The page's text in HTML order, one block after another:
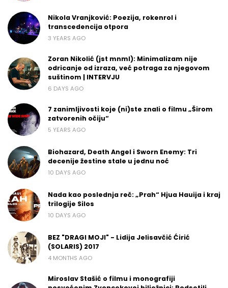
Nikola Vranjković: Poezija, rokenrol i
transcedencija otpora
3 YEARS AGO
Zoran Nikolić (jst mnml): Minimalizam nije
odricanje od izraza, već potraga za njegovom
suštinom | INTERVJU
6 DAYS AGO
7 zanimljivosti koje (ni)ste znali o filmu „Širom
zatvorenih očiju“
5 YEARS AGO
Biohazard, Death Angel i Sworn Enemy: Tri
decenije žestine stale u jednu noć
10 DAYS AGO
Nada kao poslednja reč: „Prah“ Hjua Hauija i kraj
trilogije Silos
10 DAYS AGO
BEZ "DRAGI MOJI" - Lidija Jelisavčić Ćirić
(SOLARIS) 2017
4 MONTHS AGO
Miroslav Stašić o filmu i monografiji